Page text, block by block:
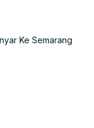
Ke Semarang